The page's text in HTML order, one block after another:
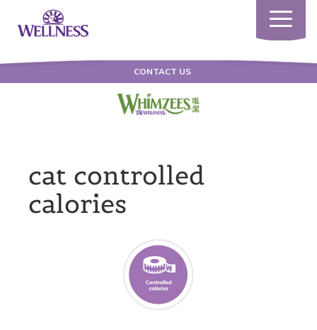
Toggle
CONTACT US
cat controlled
calories